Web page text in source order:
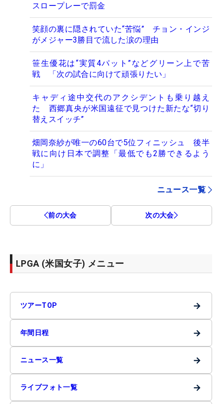
スロープレーで罰金
笑顔の裏に隠されていた“苦悩” チョン・インジ
がメジャー3勝目で流した涙の理由
笹生優花は“実質4パット”などグリーン上で苦
戦 「次の試合に向けて頑張りたい」
キャディ途中交代のアクシデントも乗り越え
た 西郷真央が米国遠征で見つけた新たな“切り
替えスイッチ”
畑岡奈紗が唯一の60台で5位フィニッシュ 後半
戦に向け日本で調整「最低でも2勝できるよう
に」
ニュース一覧
前の大会 次の大会
LPGA (米国女子) メニュー
ツアーTOP →
年間日程 →
ニュース一覧 →
ライブフォト一覧 →